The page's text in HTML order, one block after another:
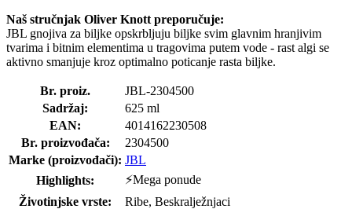
Naš stručnjak Oliver Knott preporučuje:
JBL gnojiva za biljke opskrbljuju biljke svim glavnim hranjivim
tvarima i bitnim elementima u tragovima putem vode - rast algi se
aktivno smanjuje kroz optimalno poticanje rasta biljke.
Br. proiz.
JBL-2304500
Sadržaj:
625 ml
EAN:
4014162230508
Br. proizvođača:
2304500
Marke (proizvođači): JBL
Highlights:
⚡Mega ponude
Životinjske vrste:
Ribe, Beskralježnjaci